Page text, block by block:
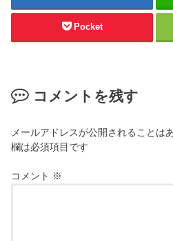
Pocket
コメントを残す
メールアドレスが公開されることは
欄は必須項目です
コメント ※